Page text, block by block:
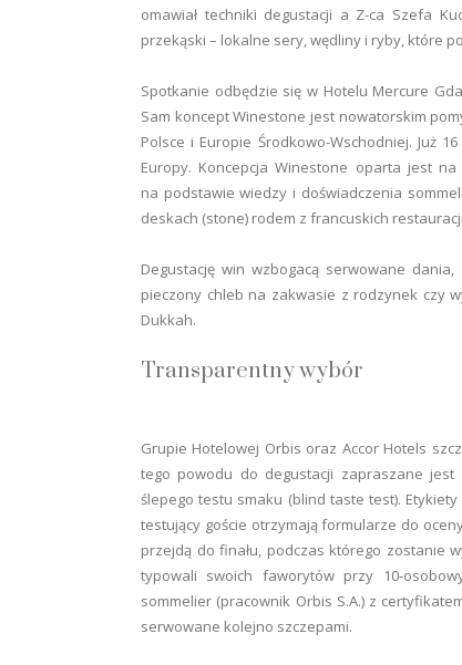
omawiał techniki degustacji a Z-ca Szefa
przekąski – lokalne sery, wędliny i ryby, które
Spotkanie odbędzie się w Hotelu Mercure
Sam koncept Winestone jest nowatorskim
Polsce i Europie Środkowo-Wschodniej. Już
Europy. Koncepcja Winestone oparta jest
na podstawie wiedzy i doświadczenia
deskach (stone) rodem z francuskich
Degustację win wzbogacą serwowane
pieczony chleb na zakwasie z rodzynek czy
Dukkah.
Transparentny wybór
Grupie Hotelowej Orbis oraz Accor Hotels
tego powodu do degustacji zapraszane
ślepego testu smaku (blind taste test).
testujący goście otrzymają formularze do
przejdą do finału, podczas którego zostanie
typowali swoich faworytów przy 10-
sommelier (pracownik Orbis S.A.) z
serwowane kolejno szczepami.